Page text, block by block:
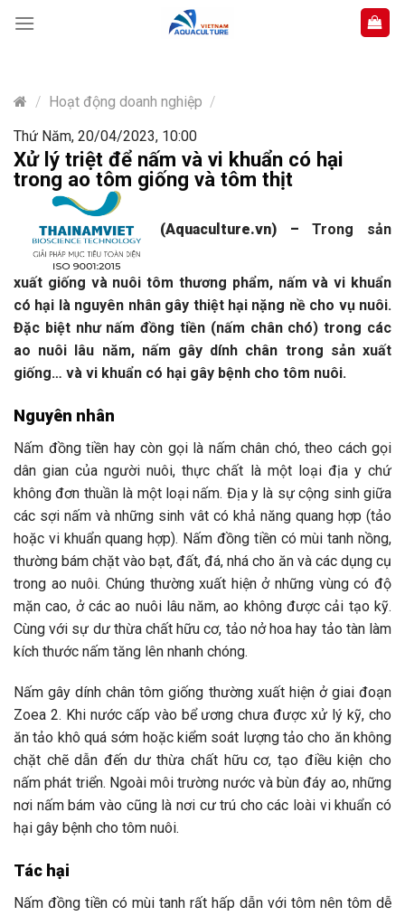
content
/ Hoạt động doanh nghiệp /
Thứ Năm, 20/04/2023, 10:00
Xử lý triệt để nấm và vi khuẩn có hại
trong ao tôm giống và tôm thịt
(Aquaculture.vn) –Trong sản
xuất giống và nuôi tôm thương phẩm, nấm và vi khuẩn
có hại là nguyên nhân gây thiệt hại nặng nề cho vụ nuôi.
Đặc biệt như nấm đồng tiền (nấm chân chó) trong các
ao nuôi lâu năm, nấm gây dính chân trong sản xuất
giống… và vi khuẩn có hại gây bệnh cho tôm nuôi.
Nguyên nhân
Nấm đồng tiền hay còn gọi là nấm chân chó, theo cách gọi
dân gian của người nuôi, thực chất là một loại địa y chứ
không đơn thuần là một loại nấm. Địa y là sự cộng sinh giữa
các sợi nấm và những sinh vât có khả năng quang hợp (tảo
hoặc vi khuẩn quang hợp). Nấm đồng tiền có mùi tanh nồng,
thường bám chặt vào bạt, đất, đá, nhá cho ăn và các dụng cụ
trong ao nuôi. Chúng thường xuất hiện ở những vùng có độ
mặn cao, ở các ao nuôi lâu năm, ao không được cải tạo kỹ.
Cùng với sự dư thừa chất hữu cơ, tảo nở hoa hay tảo tàn làm
kích thước nấm tăng lên nhanh chóng.
Nấm gây dính chân tôm giống thường xuất hiện ở giai đoạn
Zoea 2. Khi nước cấp vào bể ương chưa được xử lý kỹ, cho
ăn tảo khô quá sớm hoặc kiểm soát lượng tảo cho ăn không
chặt chẽ dẫn đến dư thừa chất hữu cơ, tạo điều kiện cho
nấm phát triển. Ngoài môi trường nước và bùn đáy ao, những
nơi nấm bám vào cũng là nơi cư trú cho các loài vi khuẩn có
hại gây bệnh cho tôm nuôi.
Tác hại
Nấm đồng tiền có mùi tanh rất hấp dẫn với tôm nên tôm dễ